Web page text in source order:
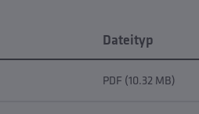
Dateityp
PDF (10.32 MB)